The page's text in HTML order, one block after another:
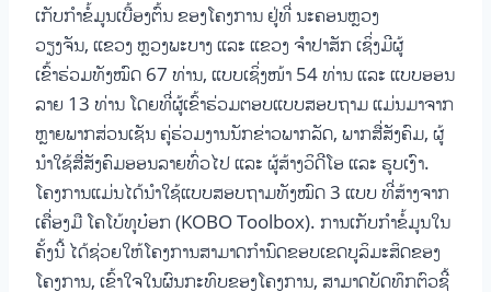
ເກັບກຳຂໍ້ມູນເບື້ອງຕົ້ນ ຂອງໂຄງການ ຢູ່ທີ່ ນະຄອນຫຼວງ
ວຽງຈັນ, ແຂວງ ຫຼວງພະບາງ ແລະ ແຂວງ ຈຳປາສັກ ເຊິ່ງມີຜູ້
ເຂົ້າຮ່ວມທັງໝົດ 67 ທ່ານ, ແບບເຊິ່ງໜ້າ 54 ທ່ານ ແລະ ແບບອອນ
ລາຍ 13 ທ່ານ ໂດຍທີ່ຜູ້ເຂົ້າຮ່ວມຕອບແບບສອບຖາມ ແມ່ນມາຈາກ
ຫຼາຍພາກສ່ວນເຊັນ ຄູ່ຮ່ວມງານນັກຂ່າວພາກລັດ, ພາກສື່ສັງຄົມ, ຜູ້
ນຳໃຊ້ສື່ສັງຄົມອອນລາຍທົ່ວໄປ ແລະ ຜູ້ສ້າງວິດີໂອ ແລະ ຮູບເງົາ.
ໂຄງການແມ່ນໄດ້ນຳໃຊ້ແບບສອບຖາມທັງໝົດ 3 ແບບ ທີ່ສ້າງຈາກ
ເຄື່ອງມື ໂຄໂບ້ທູບ໋ອກ (KOBO Toolbox). ການເກັບກຳຂໍ້ມູນໃນ
ຄັ້ງນີ້ ໄດ້ຊ່ວຍໃຫ້ໂຄງການສາມາດກຳນົດຂອບເຂດບູລິມະສິດຂອງ
ໂຄງການ, ເຂົ້າໃຈໃນຜົນກະທົບຂອງໂຄງການ, ສາມາດບັດທຶກຕົວຊີ້